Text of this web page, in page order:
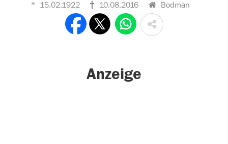
15.02.1922 10.08.2016 Bodman
Anzeige